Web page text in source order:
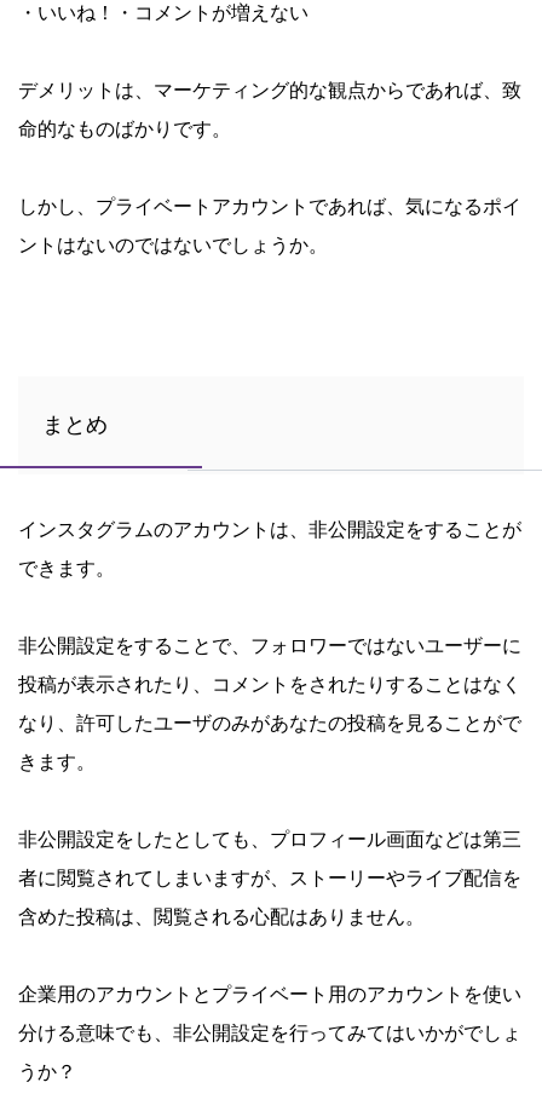
・いいね！・コメントが増えない
デメリットは、マーケティング的な観点からであれば、致
命的なものばかりです。
しかし、プライベートアカウントであれば、気になるポイ
ントはないのではないでしょうか。
まとめ
インスタグラムのアカウントは、非公開設定をすることが
できます。
非公開設定をすることで、フォロワーではないユーザーに
投稿が表示されたり、コメントをされたりすることはなく
なり、許可したユーザのみがあなたの投稿を見ることがで
きます。
非公開設定をしたとしても、プロフィール画面などは第三
者に閲覧されてしまいますが、ストーリーやライブ配信を
含めた投稿は、閲覧される心配はありません。
企業用のアカウントとプライベート用のアカウントを使い
分ける意味でも、非公開設定を行ってみてはいかがでしょ
うか？